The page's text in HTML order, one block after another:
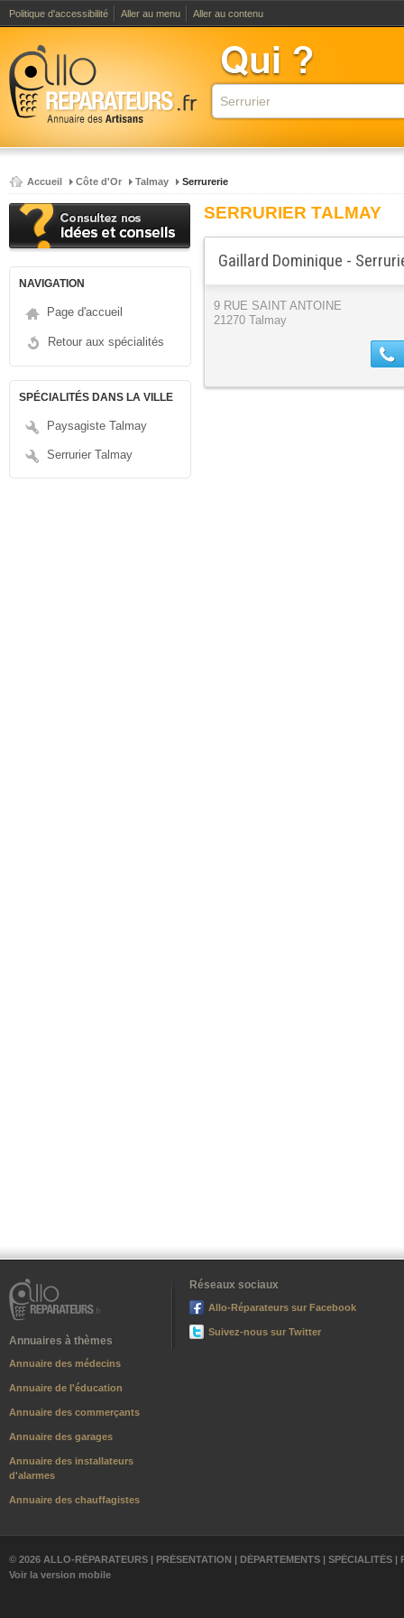
Politique d'accessibilité Aller au menu Aller au contenu
Accueil Côte d'Or Talmay Serrurerie
NAVIGATION
Page d'accueil
Retour aux spécialités
SPÉCIALITÉS DANS LA VILLE
Paysagiste Talmay
Serrurier Talmay
SERRURIER TALMAY
Gaillard Dominique -
9 RUE SAINT ANTOINE
21270 Talmay
Annuaires à thèmes
Annuaire des médecins
Annuaire de l'éducation
Annuaire des commerçants
Annuaire des garages
Annuaire des installateurs
d'alarmes
Annuaire des chauffagistes
Réseaux sociaux
Allo-Réparateurs sur Facebook
Suivez-nous sur Twitter
© 2026 ALLO-RÉPARATEURS | PRÉSENTATION | DÉPARTEMENTS | SPÉCIALITÉS |
Voir la version mobile